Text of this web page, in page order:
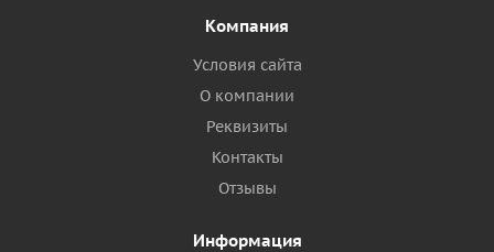
Компания
Условия сайта
О компании
Реквизиты
Контакты
Отзывы
Информация